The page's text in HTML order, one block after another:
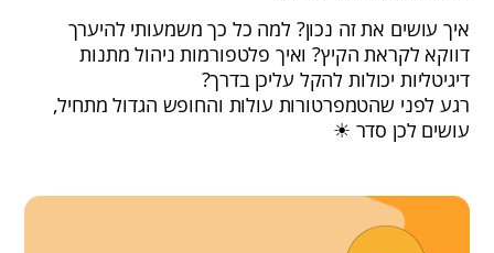
איך עושים את זה נכון? למה כל כך משמעותי להיערך
דווקא לקראת הקיץ? ואיך פלטפורמות ניהול מתנות
דיגיטליות יכולות להקל עליכן בדרך?
רגע לפני שהטמפרטורות עולות והחופש הגדול מתחיל,
עושים לכן סדר ☀ ️